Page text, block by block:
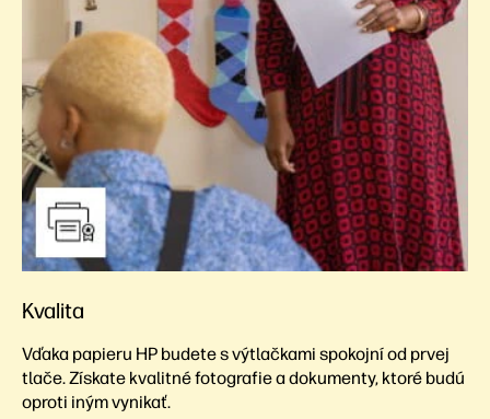
Kvalita
Vďaka papieru HP budete s výtlačkami spokojní od prvej
tlače. Získate kvalitné fotografie a dokumenty, ktoré budú
oproti iným vynikať.